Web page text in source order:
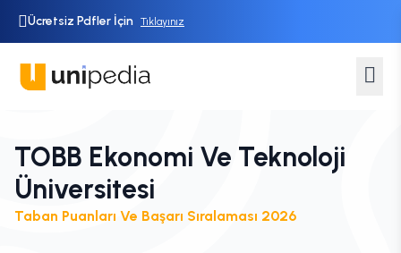
Ücretsiz Pdfler İçin Tıklayınız
TOBB Ekonomi Ve Teknoloji
Üniversitesi
Taban Puanları Ve Başarı Sıralaması 2026